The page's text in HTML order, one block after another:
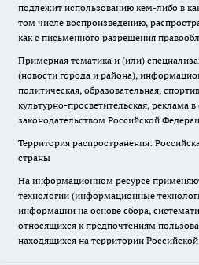
подлежит использованию кем-либо в
том числе воспроизведению,
как с письменного разрешения
Примерная тематика и (или)
(новости города и района),
политическая, образовательная,
культурно-просветительская, реклама в
законодательством Российской
Территория распространения:
страны
На информационном ресурсе
технологии (информационные
информации на основе сбора,
относящихся к предпочтениям
находящихся на территории